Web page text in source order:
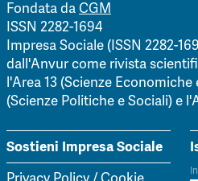
Fondata daCGM
ISSN 2282-1694
Impresa Sociale (ISSN 2282-
dall'Anvur come rivista
l'Area 13 (Scienze Economiche
(Scienze Politiche e Sociali) e
Sostieni Impresa Sociale